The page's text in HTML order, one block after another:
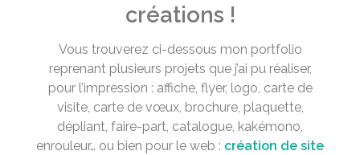
créations !
Vous trouverez ci-dessous mon portfolio
reprenant plusieurs projets que j’ai pu réaliser,
pour l’impression : affiche, flyer, logo, carte de
visite, carte de vœux, brochure, plaquette,
dépliant, faire-part, catalogue, kakémono,
enrouleur… ou bien pour le web : création de site